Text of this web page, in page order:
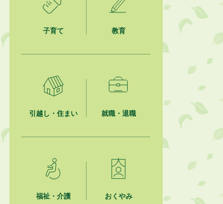
2026年8月4日
【日本DX大賞2026】ポスターセッ
市民の勇気ある応急手当に感謝状を
2026年8月4日
夏季休暇期間 開業医等診療予定
企業版ふるさと納税（地方創生応援
税制）のお願い
2026年8月3日
子育て 教育
引越し・住まい 就職・退職
福祉・介護 おくやみ